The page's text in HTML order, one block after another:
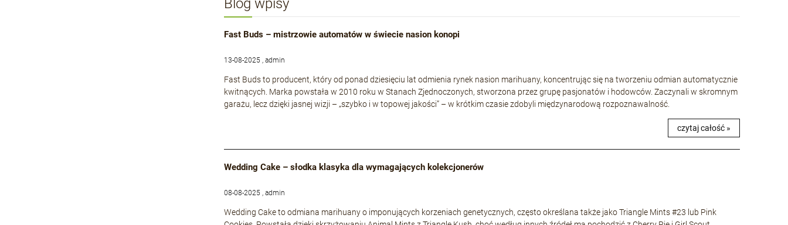
Blog wpisy
Fast Buds – mistrzowie automatów w świecie nasion konopi
13-08-2025 , admin
Fast Buds to producent, który od ponad dziesięciu lat odmienia rynek nasion marihuany, koncentrując się na tworzeniu odmian automatycznie
kwitnących. Marka powstała w 2010 roku w Stanach Zjednoczonych, stworzona przez grupę pasjonatów i hodowców. Zaczynali w skromnym
garażu, lecz dzięki jasnej wizji – „szybko i w topowej jakości” – w krótkim czasie zdobyli międzynarodową rozpoznawalność.
czytaj całość »
Wedding Cake – słodka klasyka dla wymagających kolekcjonerów
08-08-2025 , admin
Wedding Cake to odmiana marihuany o imponujących korzeniach genetycznych, często określana także jako Triangle Mints #23 lub Pink